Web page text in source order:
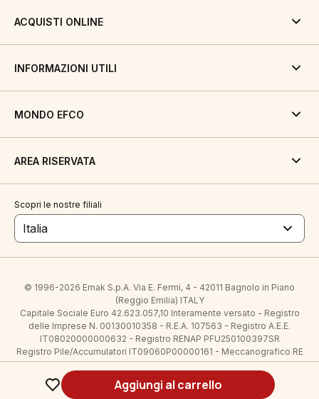
Aggiungi al carrello
ACQUISTI ONLINE
INFORMAZIONI UTILI
MONDO EFCO
AREA RISERVATA
Scopri le nostre filiali
Italia
© 1996-2026 Emak S.p.A. Via E. Fermi, 4 - 42011 Bagnolo in Piano
(Reggio Emilia) ITALY
Capitale Sociale Euro 42.623.057,10 Interamente versato - Registro
delle Imprese N. 00130010358 - R.E.A. 107563 - Registro A.E.E.
IT08020000000632 - Registro RENAP PFU250100397SR
Registro Pile/Accumulatori IT09060P00000161 - Meccanografico RE
005145 - Partita IVA 00130010358 - Codice Fiscale 00130010358